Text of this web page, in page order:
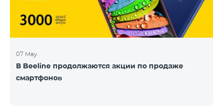
07 May
В Beeline продолжаются акции по продаже
смартфонов